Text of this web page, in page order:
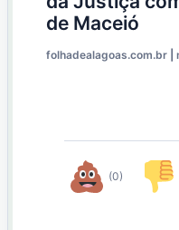
de Maceió
folhadealagoas.com.br
(0)